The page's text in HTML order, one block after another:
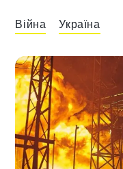
Війна Україна